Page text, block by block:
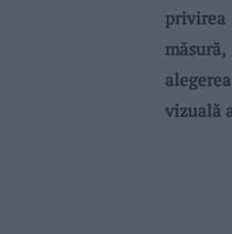
privirea
vizuală